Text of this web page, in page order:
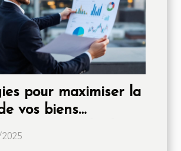
pour maximiser la
vos biens